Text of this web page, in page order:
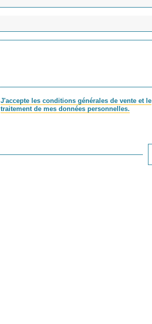
J'accepte les conditions générales de vente et le
traitement de mes données personnelles.